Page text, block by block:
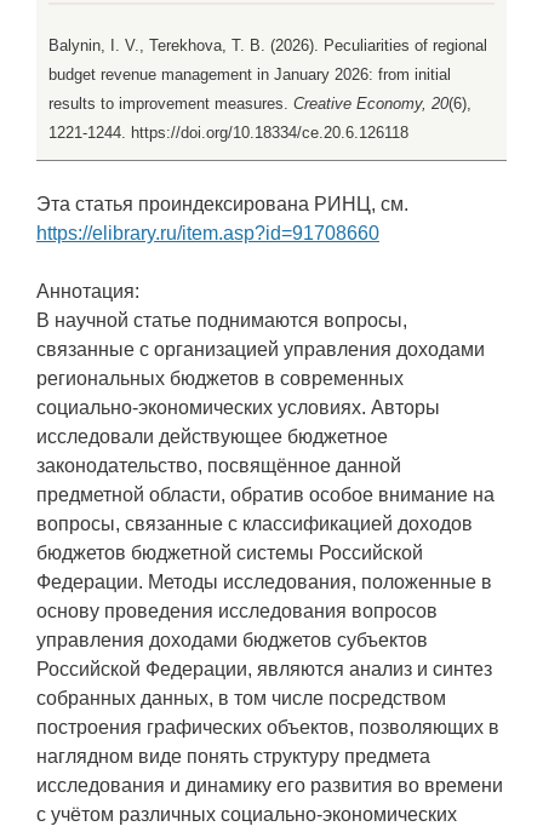
Balynin, I. V., Terekhova, T. B. (2026). Peculiarities of regional
budget revenue management in January 2026: from initial
results to improvement measures. Creative Economy, 20(6),
1221-1244. https://doi.org/10.18334/ce.20.6.126118
Эта статья проиндексирована РИНЦ, см.
https://elibrary.ru/item.asp?id=91708660
Аннотация:
В научной статье поднимаются вопросы,
связанные с организацией управления доходами
региональных бюджетов в современных
социально-экономических условиях. Авторы
исследовали действующее бюджетное
законодательство, посвящённое данной
предметной области, обратив особое внимание на
вопросы, связанные с классификацией доходов
бюджетов бюджетной системы Российской
Федерации. Методы исследования, положенные в
основу проведения исследования вопросов
управления доходами бюджетов субъектов
Российской Федерации, являются анализ и синтез
собранных данных, в том числе посредством
построения графических объектов, позволяющих в
наглядном виде понять структуру предмета
исследования и динамику его развития во времени
с учётом различных социально-экономических